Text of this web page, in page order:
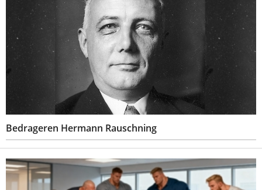
Bedrageren Hermann Rauschning